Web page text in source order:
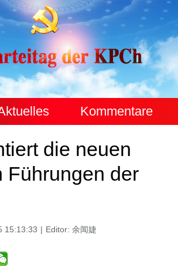
Kommentare
die neuen
Führungen der
15:13:33 | Editor: 余闻婕